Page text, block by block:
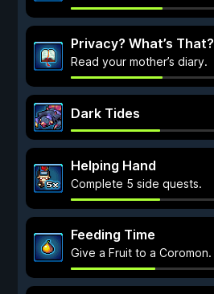
Privacy? What’s That?
Read your mother’s diary.
Dark Tides
Helping Hand
Complete 5 side quests.
Feeding Time
Give a Fruit to a Coromon.